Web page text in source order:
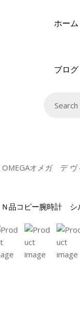
ホーム
ブログ
OMEGAオメガ デ